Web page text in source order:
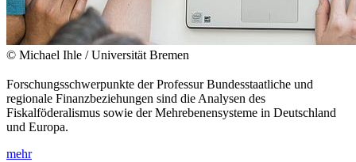
© Michael Ihle / Universität Bremen
Forschungsschwerpunkte der Professur Bundesstaatliche und
regionale Finanzbeziehungen sind die Analysen des
Fiskalföderalismus sowie der Mehrebenensysteme in Deutschland
und Europa.
mehr